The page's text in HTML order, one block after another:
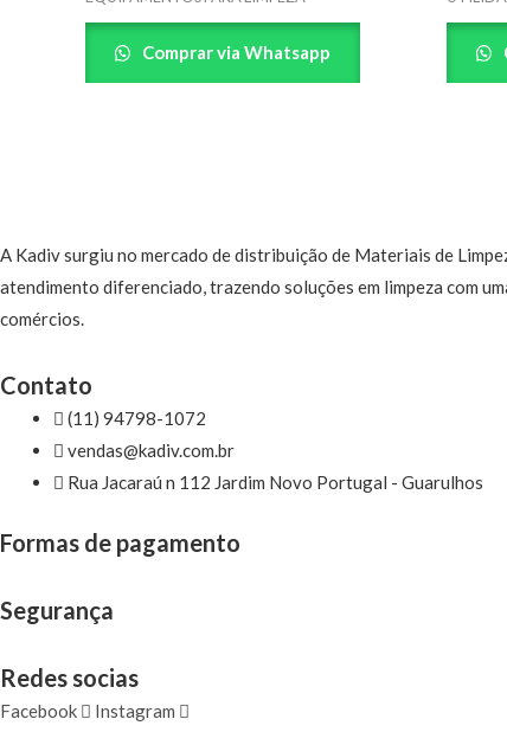
Comprar via Whatsapp
A Kadiv surgiu no mercado de distribuição de Materiais de
atendimento diferenciado, trazendo soluções em limpeza com
comércios.
Contato
(11) 94798-1072
vendas@kadiv.com.br
Rua Jacaraú n 112 Jardim Novo Portugal - Guarulhos
Formas de pagamento
Segurança
Redes socias
Facebook Instagram